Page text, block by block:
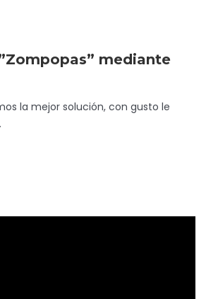
mediante
la mejor solución, con gusto le